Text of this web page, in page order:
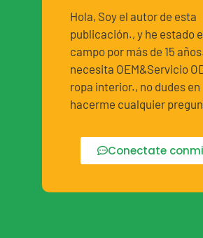
Hola, Soy el autor de esta
publicación., y he estado
campo por más de 15
necesita OEM&Servicio
ropa interior., no dudes en
hacerme cualquier
Conectate